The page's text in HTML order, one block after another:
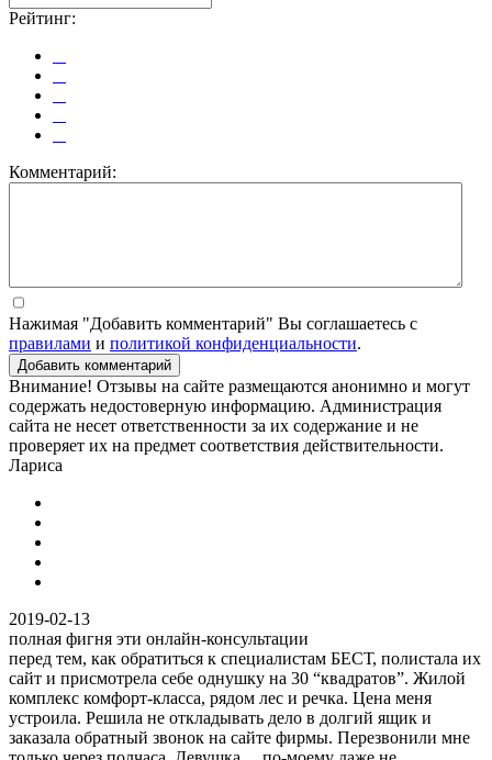
Рейтинг:
Комментарий:
Нажимая "Добавить комментарий" Вы соглашаетесь с
правилами и политикой конфиденциальности.
Добавить комментарий
Внимание! Отзывы на сайте размещаются анонимно и могут
содержать недостоверную информацию. Администрация
сайта не несет ответственности за их содержание и не
проверяет их на предмет соответствия действительности.
Лариса
2019-02-13
полная фигня эти онлайн-консультации
перед тем, как обратиться к специалистам БЕСТ, полистала их
сайт и присмотрела себе однушку на 30 “квадратов”. Жилой
комплекс комфорт-класса, рядом лес и речка. Цена меня
устроила. Решила не откладывать дело в долгий ящик и
заказала обратный звонок на сайте фирмы. Перезвонили мне